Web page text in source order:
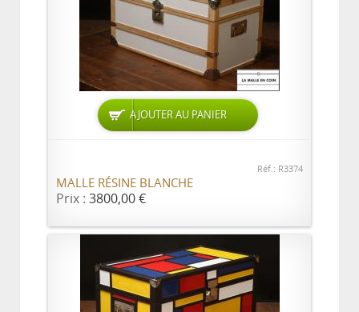
AJOUTER AU PANIER
Réf.: R3374
MALLE RÉSINE BLANCHE
Prix : 3800,00 €